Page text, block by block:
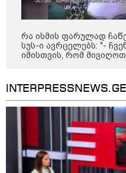
რა ისმის ფარულად
სუს-ი ავრცელებს: "-
იმისთვის, რომ
INTERPRESSNEWS.GE